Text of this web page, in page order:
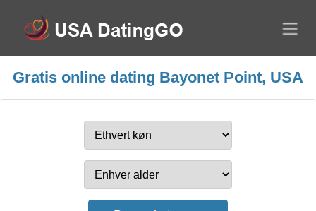
Gratis online dating Bayonet Point, USA